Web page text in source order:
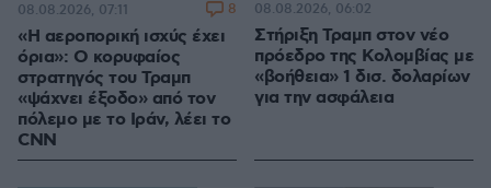
«Η αεροπορική ισχύς έχει
όρια»: Ο κορυφαίος
στρατηγός του Τραμπ
«ψάχνει έξοδο» από τον
πόλεμο με το Ιράν, λέει το
CNN
08.08.2026, 07:11 8
Στήριξη Τραμπ στον νέο
πρόεδρο της Κολομβίας με
«βοήθεια» 1 δισ. δολαρίων
για την ασφάλεια
08.08.2026, 06:02